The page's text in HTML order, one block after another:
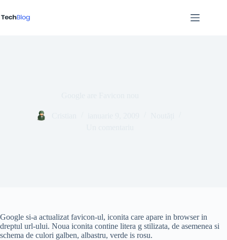
la
conținut
Google si-a actualizat favicon-ul, iconita care apare in browser in
dreptul url-ului. Noua iconita contine litera g stilizata, de asemenea si
schema de culori galben, albastru, verde is rosu.